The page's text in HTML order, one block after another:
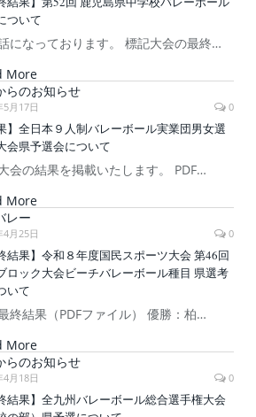
ついて
になっております。 標記大会の最終…
More
らのお知らせ
5月17日 0
】全日本９人制バレーボール実業団男女選
会県予選会について
会の結果を掲載いたします。 PDF…
More
レー
4月25日 0
結果】令和８年度国民スポーツ大会 第46回
ロック大会ビーチバレーボール種目 県選考
いて
終結果（PDFファイル） 優勝：柏…
More
らのお知らせ
4月18日 0
結果】全九州バレーボール総合選手権大会